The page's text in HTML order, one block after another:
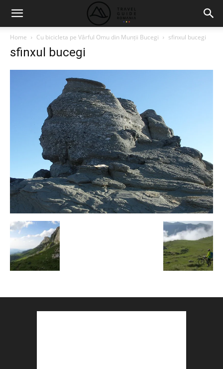
Home Cu bicicleta pe Vârful Omu din Munții Bucegi sfinxul bucegi
sfinxul bucegi